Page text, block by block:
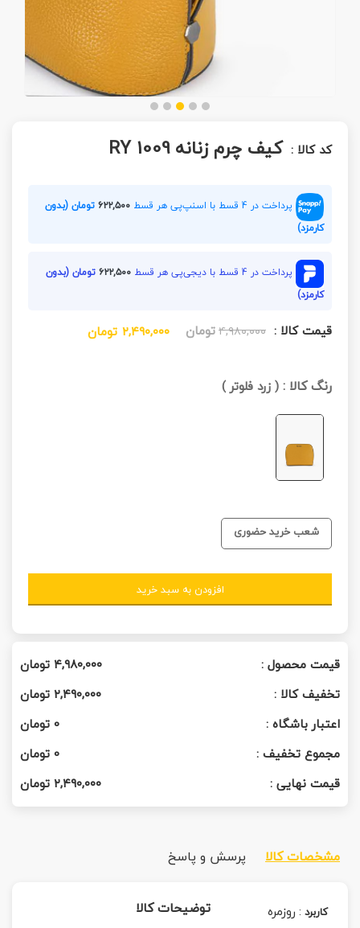
کد کالا : کیف چرم زنانه RY 1009
پرداخت در 4 قسط با اسنپ‌پی هر قسط ۶۲۲,۵۰۰تومان (بدون
کارمزد)
پرداخت در 4 قسط با دیجی‌پی هر قسط ۶۲۲,۵۰۰تومان (بدون
کارمزد)
قیمت کالا : ۴,۹۸۰,۰۰۰تومان ۲,۴۹۰,۰۰۰ تومان
رنگ کالا :(زرد فلوتر )
شعب خرید حضوری
افزودن به سبد خرید
قیمت محصول : ۴,۹۸۰,۰۰۰تومان
تخفیف کالا :
۲,۴۹۰,۰۰۰تومان
اعتبار باشگاه :
0تومان
مجموع تخفیف :
0تومان
قیمت نهایی :
۲,۴۹۰,۰۰۰تومان
مشخصات کالا پرسش و پاسخ
کاربرد :روزمره
توضیحات کالا